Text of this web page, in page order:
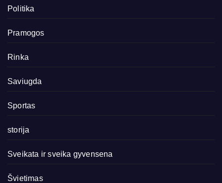
Politika
Pramogos
Rinka
Saviugda
Sportas
storija
Sveikata ir sveika gyvensena
Švietimas